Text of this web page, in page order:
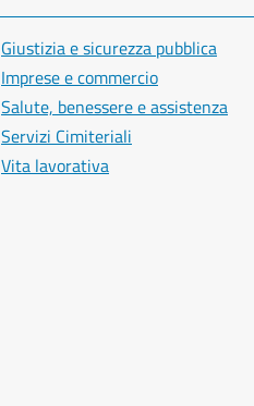
Giustizia e sicurezza pubblica
Imprese e commercio
Salute, benessere e assistenza
Servizi Cimiteriali
Vita lavorativa